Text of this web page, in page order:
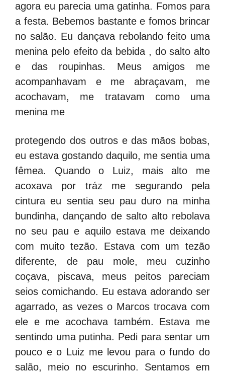
agora eu parecia uma gatinha. Fomos para
a festa. Bebemos bastante e fomos brincar
no salão. Eu dançava rebolando feito uma
menina pelo efeito da bebida , do salto alto
e das roupinhas. Meus amigos me
acompanhavam e me abraçavam, me
acochavam, me tratavam como uma
menina me
protegendo dos outros e das mãos bobas,
eu estava gostando daquilo, me sentia uma
fêmea. Quando o Luiz, mais alto me
acoxava por tráz me segurando pela
cintura eu sentia seu pau duro na minha
bundinha, dançando de salto alto rebolava
no seu pau e aquilo estava me deixando
com muito tezão. Estava com um tezão
diferente, de pau mole, meu cuzinho
coçava, piscava, meus peitos pareciam
seios comichando. Eu estava adorando ser
agarrado, as vezes o Marcos trocava com
ele e me acochava também. Estava me
sentindo uma putinha. Pedi para sentar um
pouco e o Luiz me levou para o fundo do
salão, meio no escurinho. Sentamos em